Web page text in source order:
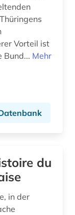
Vorteil ist
auf • die Bund... Mehr
du
in der